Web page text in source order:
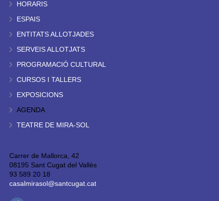
HORARIS
ESPAIS
ENTITATS ALLOTJADES
SERVEIS ALLOTJATS
PROGRAMACIÓ CULTURAL
CURSOS I TALLERS
EXPOSICIONS
AGENDA
TEATRE DE MIRA-SOL
Carrer de Mallorca, 42
08195 Sant Cugat del Vallès
93 589 20 18
casalmirasol@santcugat.cat